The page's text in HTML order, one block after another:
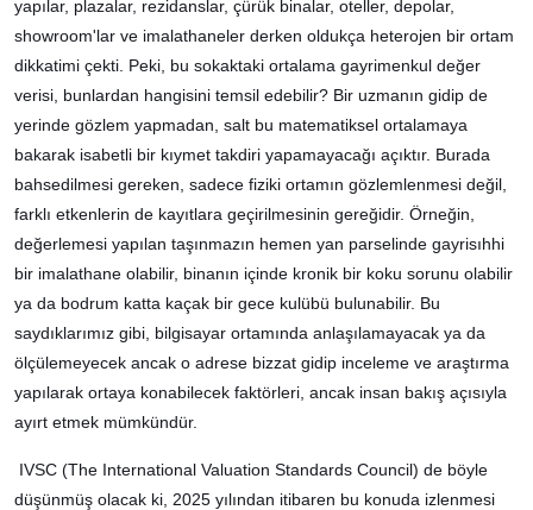
yapılar, plazalar, rezidanslar, çürük binalar, oteller, depolar,
showroom'lar ve imalathaneler derken oldukça heterojen bir ortam
dikkatimi çekti. Peki, bu sokaktaki ortalama gayrimenkul değer
verisi, bunlardan hangisini temsil edebilir? Bir uzmanın gidip de
yerinde gözlem yapmadan, salt bu matematiksel ortalamaya
bakarak isabetli bir kıymet takdiri yapamayacağı açıktır. Burada
bahsedilmesi gereken, sadece fiziki ortamın gözlemlenmesi değil,
farklı etkenlerin de kayıtlara geçirilmesinin gereğidir. Örneğin,
değerlemesi yapılan taşınmazın hemen yan parselinde gayrisıhhi
bir imalathane olabilir, binanın içinde kronik bir koku sorunu olabilir
ya da bodrum katta kaçak bir gece kulübü bulunabilir. Bu
saydıklarımız gibi, bilgisayar ortamında anlaşılamayacak ya da
ölçülemeyecek ancak o adrese bizzat gidip inceleme ve araştırma
yapılarak ortaya konabilecek faktörleri, ancak insan bakış açısıyla
ayırt etmek mümkündür.
IVSC (The International Valuation Standards Council) de böyle
düşünmüş olacak ki, 2025 yılından itibaren bu konuda izlenmesi